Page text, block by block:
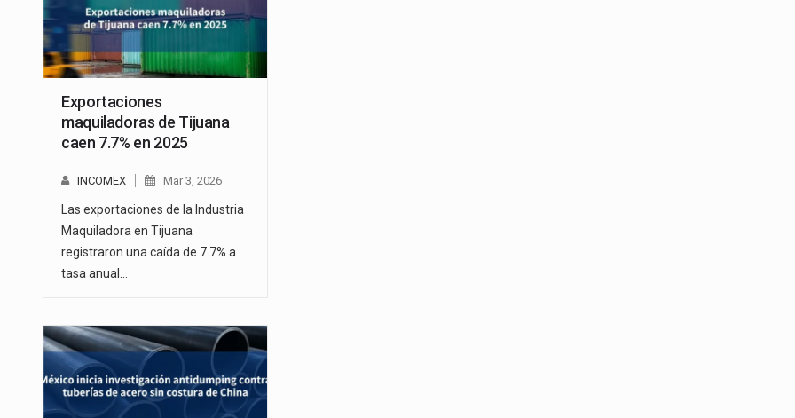
Exportaciones
maquiladoras de Tijuana
caen 7.7% en 2025
INCOMEX Mar 3, 2026
Las exportaciones de la Industria
Maquiladora en Tijuana
registraron una caída de 7.7% a
tasa anual…